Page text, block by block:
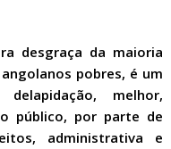
desgraça da maioria
pobres, é um
melhor,
público, por parte de
administrativa e